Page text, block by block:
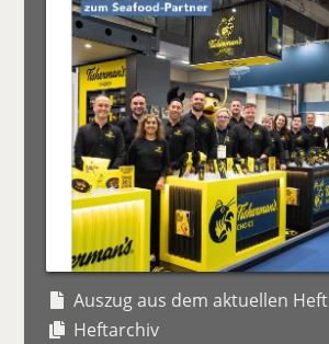
Auszug aus dem aktuellen Heft
Heftarchiv